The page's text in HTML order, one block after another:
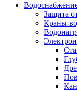
Строительные
Все для бани
Защита
Краны-